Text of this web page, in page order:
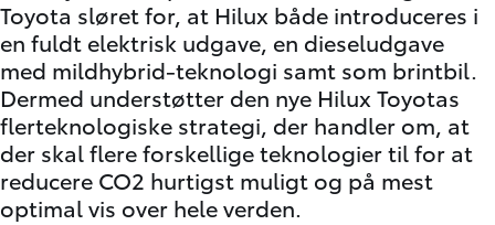
Toyota sløret for, at Hilux både introduceres i
en fuldt elektrisk udgave, en dieseludgave
med mildhybrid-teknologi samt som brintbil.
Dermed understøtter den nye Hilux Toyotas
flerteknologiske strategi, der handler om, at
der skal flere forskellige teknologier til for at
reducere CO2 hurtigst muligt og på mest
optimal vis over hele verden.